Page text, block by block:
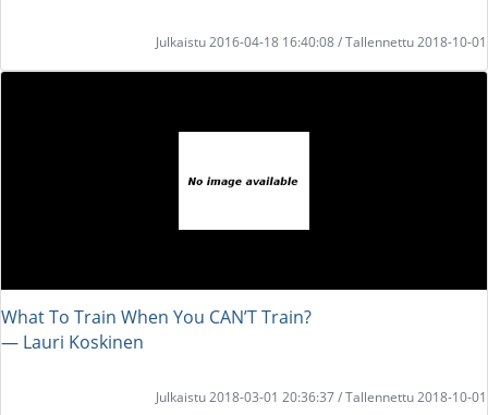
Julkaistu 2016-04-18 16:40:08 / Tallennettu 2018-10-01
What To Train When You CAN’T Train?
― Lauri Koskinen
Julkaistu 2018-03-01 20:36:37 / Tallennettu 2018-10-01